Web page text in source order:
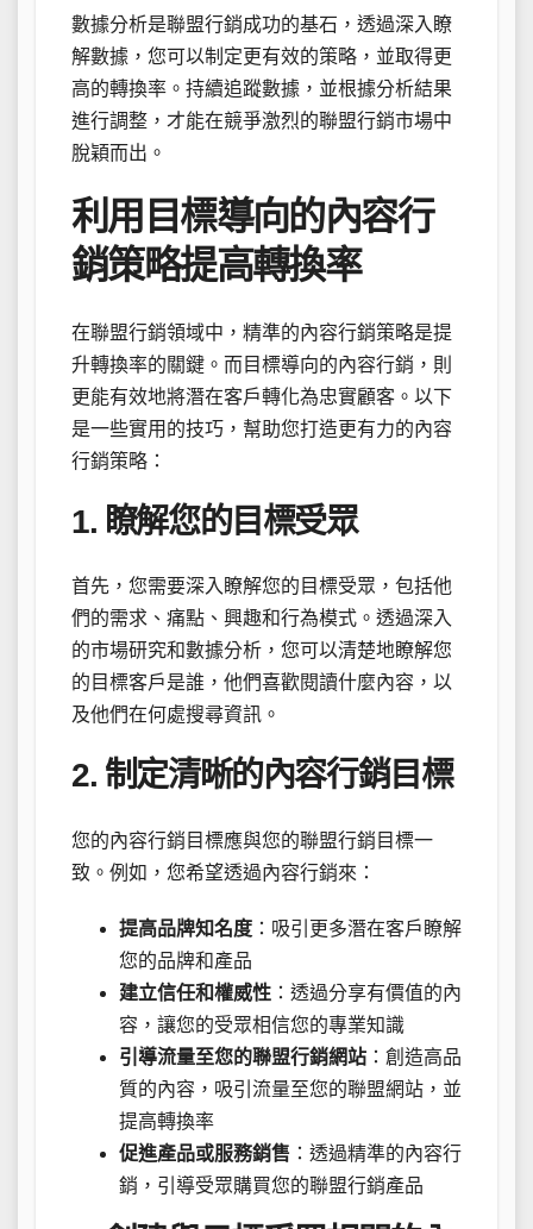
數據分析是聯盟行銷成功的基石，透過深入瞭
解數據，您可以制定更有效的策略，並取得更
高的轉換率。持續追蹤數據，並根據分析結果
進行調整，才能在競爭激烈的聯盟行銷市場中
脫穎而出。
利用目標導向的內容行
銷策略提高轉換率
在聯盟行銷領域中，精準的內容行銷策略是提
升轉換率的關鍵。而目標導向的內容行銷，則
更能有效地將潛在客戶轉化為忠實顧客。以下
是一些實用的技巧，幫助您打造更有力的內容
行銷策略：
1. 瞭解您的目標受眾
首先，您需要深入瞭解您的目標受眾，包括他
們的需求、痛點、興趣和行為模式。透過深入
的市場研究和數據分析，您可以清楚地瞭解您
的目標客戶是誰，他們喜歡閱讀什麼內容，以
及他們在何處搜尋資訊。
2. 制定清晰的內容行銷目標
您的內容行銷目標應與您的聯盟行銷目標一
致。例如，您希望透過內容行銷來：
提高品牌知名度 ：吸引更多潛在客戶瞭解
您的品牌和產品
建立信任和權威性 ：透過分享有價值的內
容，讓您的受眾相信您的專業知識
引導流量至您的聯盟行銷網站 ：創造高品
質的內容，吸引流量至您的聯盟網站，並
提高轉換率
促進產品或服務銷售 ：透過精準的內容行
銷，引導受眾購買您的聯盟行銷產品